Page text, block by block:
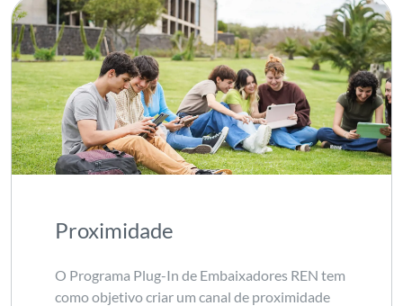
Proximidade
O Programa Plug-In de Embaixadores REN tem
como objetivo criar um canal de proximidade